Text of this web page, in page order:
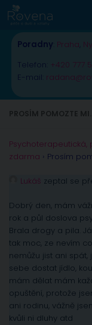
Skip to content
Poradny Praha
Telefon: +420 777
E-mail:
zdarma › Prosím
Lukáš zeptal se
Dobrý den, mám
rok a půl doslova
Brala drogy a pila.
tak moc, ze nevím
nemůžu jist ani spát,
sebe dostat jídlo,
mám dělat mám
opuštění, protože
ani rodinu, vážně
kvůli ni dluhy atd